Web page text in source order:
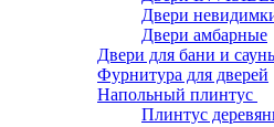
Двери
Двери амбарные
Двери для бани и
Фурнитура для дверей
Напольный плинтус
Плинтус